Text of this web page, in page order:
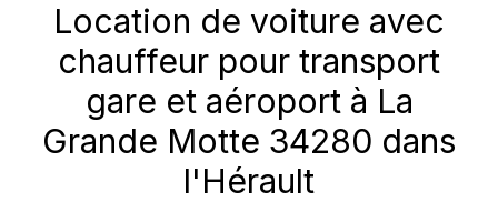
Location de voiture avec
chauffeur pour transport
gare et aéroport à La
Grande Motte 34280 dans
l'Hérault